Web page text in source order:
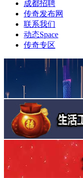
成都招聘
传奇发布网
联系我们
动态Space
传奇专区